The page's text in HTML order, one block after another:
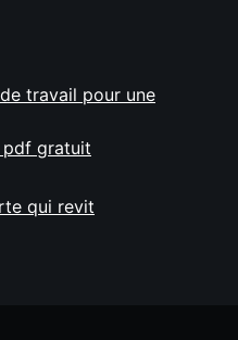
travail pour une
pdf gratuit
qui revit